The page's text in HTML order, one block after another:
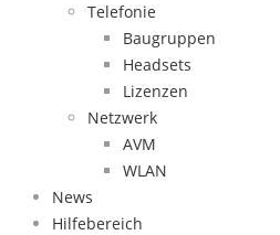
Telefonie
Baugruppen
Headsets
Lizenzen
Netzwerk
AVM
WLAN
News
Hilfebereich